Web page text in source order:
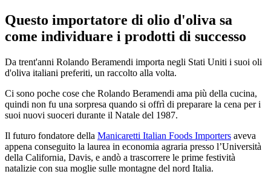
Questo importatore di olio d'oliva sa
come individuare i prodotti di successo
Da trent'anni Rolando Beramendi importa negli Stati Uniti i suoi oli
d'oliva italiani preferiti, un raccolto alla volta.
Ci sono poche cose che Rolando Beramendi ama più della cucina,
quindi non fu una sorpresa quando si offrì di preparare la cena per i
suoi nuovi suoceri durante il Natale del 1987.
Il futuro fondatore della Manicaretti Italian Foods Importers aveva
appena conseguito la laurea in economia agraria presso l’Università
della California, Davis, e andò a trascorrere le prime festività
natalizie con sua moglie sulle montagne del nord Italia.